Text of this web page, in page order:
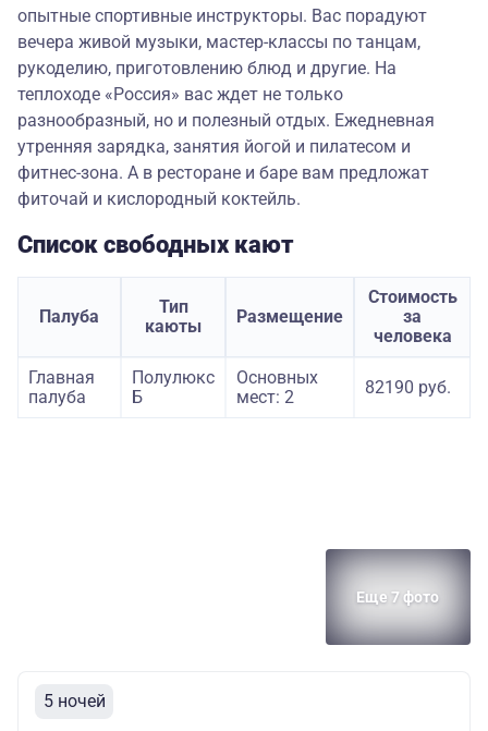
опытные спортивные инструкторы. Вас порадуют
вечера живой музыки, мастер-классы по танцам,
рукоделию, приготовлению блюд и другие. На
теплоходе «Россия» вас ждет не только
разнообразный, но и полезный отдых. Ежедневная
утренняя зарядка, занятия йогой и пилатесом и
фитнес-зона. А в ресторане и баре вам предложат
фиточай и кислородный коктейль.
Список свободных кают
Палуба
Тип
каюты
Размещение
Стоимость
за
человека
Главная
палуба
Полулюкс
Б
Основных
мест: 2
82190 руб.
Еще 7 фото
5 ночей